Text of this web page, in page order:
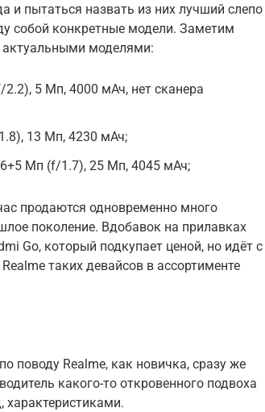
и пытаться назвать из них лучший слепо
собой конкретные модели. Заметим
актуальными моделями:
2.2), 5 Мп, 4000 мАч, нет сканера
13 Мп, 4230 мАч;
Мп (f/1.7), 25 Мп, 4045 мАч;
продаются одновременно много
поколение. Вдобавок на прилавках
Go, который подкупает ценой, но идёт с
таких девайсов в ассортименте
поводу Realme, как новичка, сразу же
какого-то откровенного подвоха
характеристиками.